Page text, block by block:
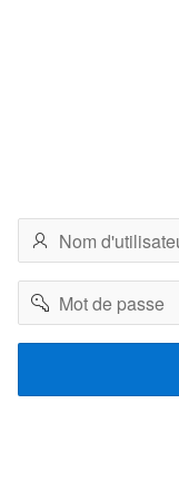
Nom
d'utilisateur
Mot
passe